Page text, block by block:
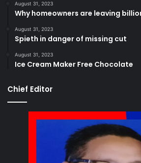
August 31, 2023
Why homeowners are leaving
August 31, 2023
Spieth in danger of missing cut
August 31, 2023
Ice Cream Maker Free Chocolate
Chief Editor